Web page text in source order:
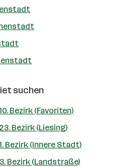
suchen
Bezirk (Favoriten)
Bezirk (Liesing)
Bezirk (Innere Stadt)
Bezirk (Landstraße)